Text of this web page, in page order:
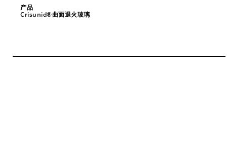
产品
Crisunid®曲面退火玻璃